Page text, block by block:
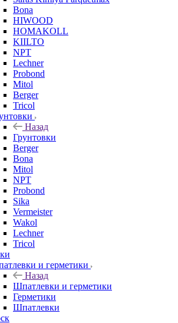
Bona
HIWOOD
HOMAKOLL
KIILTO
NPT
Lechner
Probond
Mitol
Berger
Tricol
Назад
Грунтовки
Berger
Bona
Mitol
NPT
Probond
Sika
Vermeister
Wakol
Lechner
Tricol
и герметики
Назад
Шпатлевки и герметики
Герметики
Шпатлевки